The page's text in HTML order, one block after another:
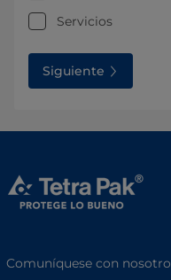
Servicios
Siguiente
Comuníquese con